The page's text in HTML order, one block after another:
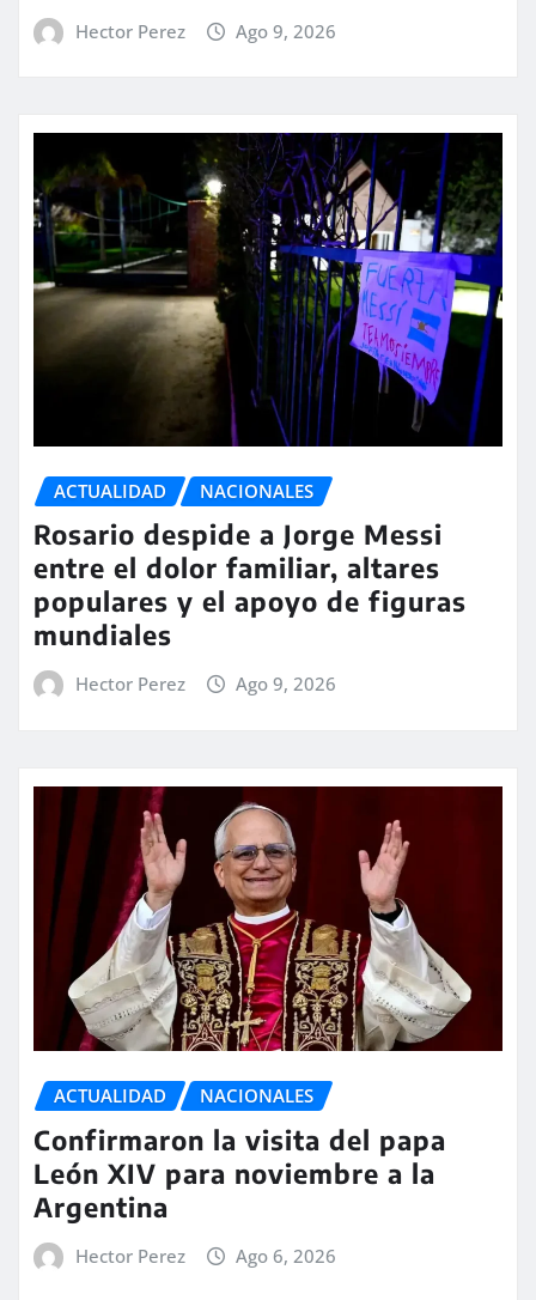
Hector Perez Ago 9, 2026
ACTUALIDAD NACIONALES
Rosario despide a Jorge Messi
entre el dolor familiar, altares
populares y el apoyo de figuras
mundiales
Hector Perez Ago 9, 2026
ACTUALIDAD NACIONALES
Confirmaron la visita del papa
León XIV para noviembre a la
Argentina
Hector Perez Ago 6, 2026